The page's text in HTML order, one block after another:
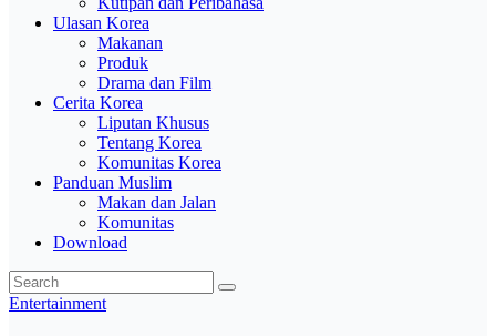
Ulasan Korea
Makanan
Produk
Drama dan Film
Cerita Korea
Liputan Khusus
Tentang Korea
Komunitas Korea
Panduan Muslim
Makan dan Jalan
Komunitas
Download
Entertainment